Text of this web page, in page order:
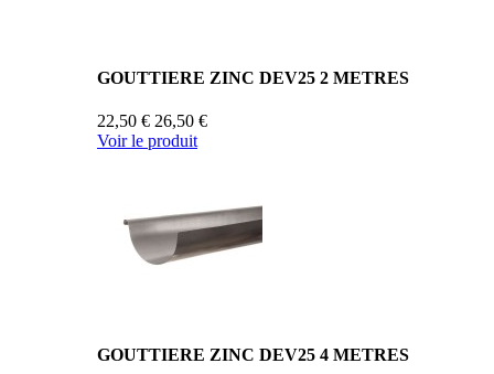
GOUTTIERE ZINC DEV25 2 METRES
22,50 € 26,50 €
Voir le produit
GOUTTIERE ZINC DEV25 4 METRES